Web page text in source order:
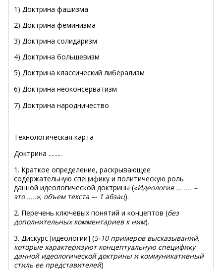
1) Доктрина фашизма
2) Доктрина феминизма
3) Доктрина солидаризм
4) Доктрина большевизм
5) Доктрина классический либерализм
6) Доктрина неоконсерватизм
7) Доктрина народничество
Технологическая карта
Доктрина .........
1. Краткое определение, раскрывающее
содержательную специфику и политическую роль
данной идеологической доктрины («Идеология ... .... –
это .....»; объем текста –- 1 абзац).
2. Перечень ключевых понятий и концептов (без
дополнительных комментариев к ним).
3. Дискурс [идеологии] (5-10 примеров высказываний,
которые характеризуют концептуальную специфику
данной идеологической доктрины и коммуникативный
стиль ее представителей)